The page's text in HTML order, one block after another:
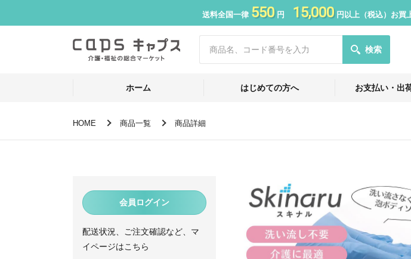
送料全国一律 550円 15,000円以上（税込）お買
検索
ホーム はじめての方へ お支払い・出
HOME 商品一覧 商品詳細
会員ログイン
配送状況、ご注文確認など、マ
イページはこちら